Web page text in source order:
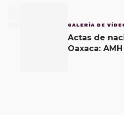
GALERÍA DE
Actas de
Oaxaca: AMH